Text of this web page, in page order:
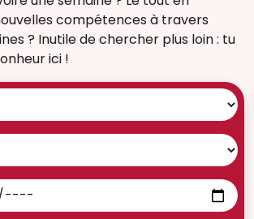
compétences à travers
? Inutile de chercher plus loin : tu
ici !